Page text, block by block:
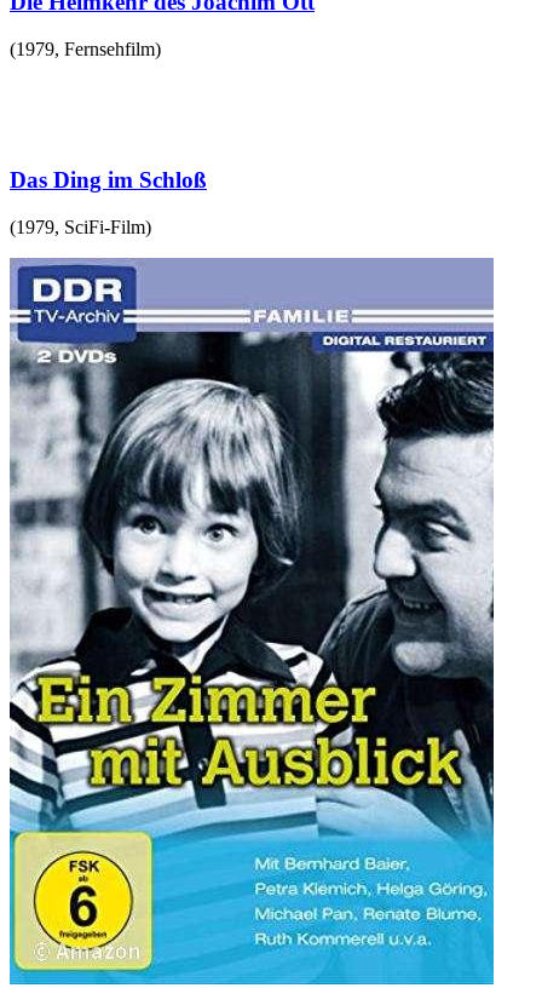
(1979, Fernsehfilm)
Das Ding im Schloß
(1979, SciFi-Film)